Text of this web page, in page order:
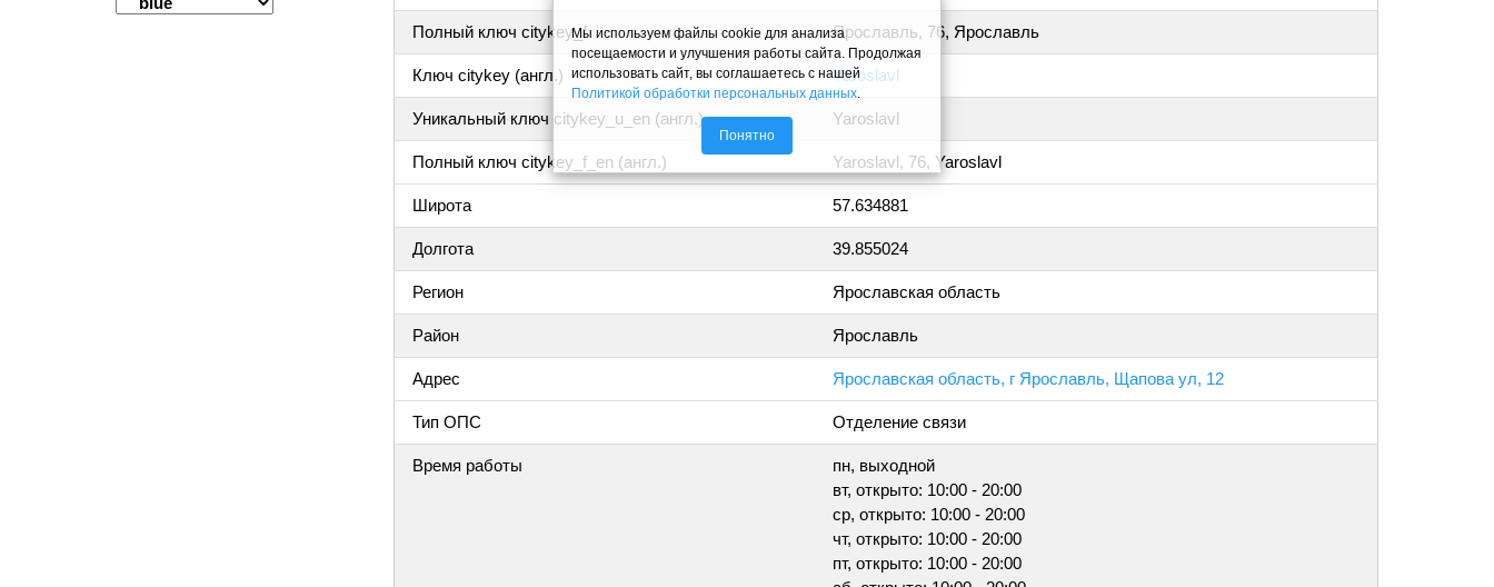
Полный ключ citykey_f Ярославль, 76, Ярославль
Ключ citykey (англ.) Yaroslavl
Уникальный ключ citykey_u_en (англ.) Yaroslavl
Полный ключ citykey_f_en (англ.) Yaroslavl, 76, Yaroslavl
Широта 57.634881
Долгота 39.855024
Регион Ярославская область
Район Ярославль
Адрес Ярославская область, г Ярославль, Щапова ул, 12
Тип ОПС Отделение связи
Время работы
пн, выходной
вт, открыто: 10:00 - 20:00
ср, открыто: 10:00 - 20:00
чт, открыто: 10:00 - 20:00
пт, открыто: 10:00 - 20:00
Мы используем файлы cookie для анализа
посещаемости и улучшения работы сайта. Продолжая
использовать сайт, вы соглашаетесь с нашей
Политикой обработки персональных данных
Понятно